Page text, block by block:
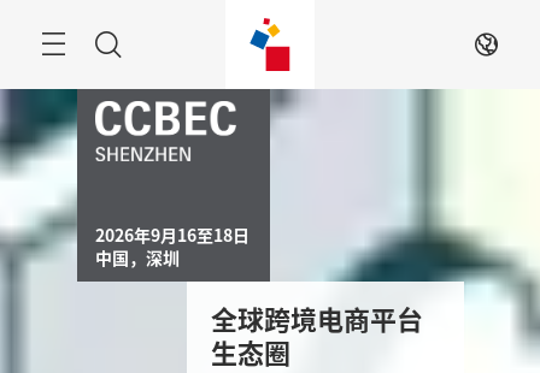
尋
ZH
全球跨境电商平台
生态圈
2026年9月16至18日
中国，深圳